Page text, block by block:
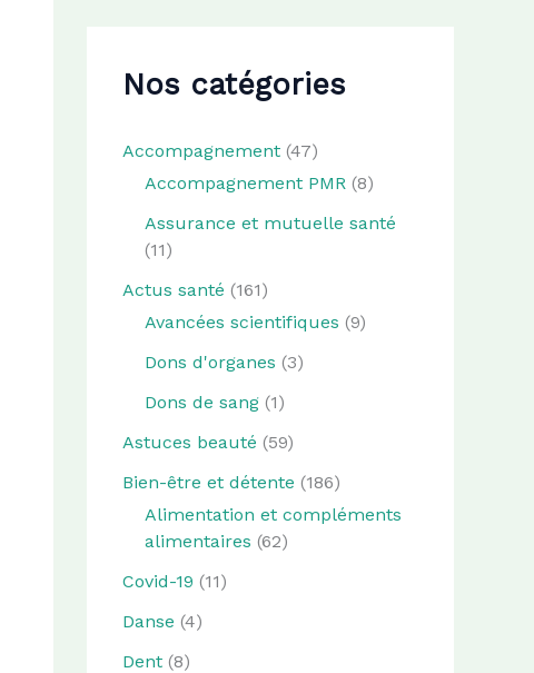
Nos catégories
Accompagnement (47)
Accompagnement PMR (8)
Assurance et mutuelle santé
(11)
Actus santé (161)
Avancées scientifiques (9)
Dons d'organes (3)
Dons de sang (1)
Astuces beauté (59)
Bien-être et détente (186)
Alimentation et compléments
alimentaires (62)
Covid-19 (11)
Danse (4)
Dent (8)